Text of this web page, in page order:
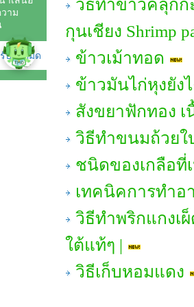
วิธีทำข้าวคลุก
กุนเชียง Shrimp
ข้าวเม้าทอด
ข้าวมันไก่หุงยัง
สังขยาฟักทอง
วิธีทำขนมถ้วยใ
ชนิดของเกลือที่
เทคนิคการทำ
วิธีทำพริกแกงเ
ใต้แท้ๆ |
วิธีเก็บหอมแดง